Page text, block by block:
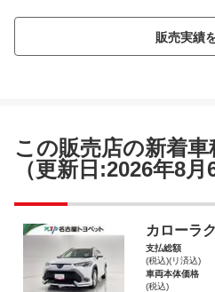
ハイエース
販売実績
この販売店の新着車
（更新日:2026年8月
カローラ
支払総額
(税込)(リ済込)
車両本体価格
(税込)